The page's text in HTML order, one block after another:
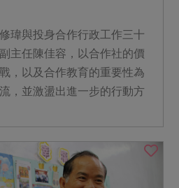
瑋與投身合作行政工作三十
主任陳佳容，以合作社的價
，以及合作教育的重要性為
，並激盪出進一步的行動方